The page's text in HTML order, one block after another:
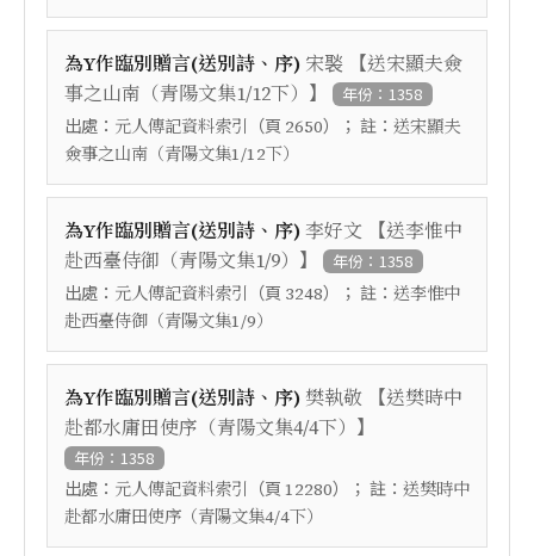
為Y作臨別贈言(送別詩、序) 宋褧 【送宋顯夫僉
事之山南（青陽文集1/12下） 】 年份：1358
出處： 元人傳記資料索引 （頁 2650）； 註： 送宋顯夫
僉事之山南（青陽文集1/12下）
為Y作臨別贈言(送別詩、序) 李好文 【送李惟中
赴西臺侍御（青陽文集1/9） 】 年份：1358
出處： 元人傳記資料索引 （頁 3248）； 註： 送李惟中
赴西臺侍御（青陽文集1/9）
為Y作臨別贈言(送別詩、序) 樊執敬 【送樊時中
赴都水庸田使序（青陽文集4/4下） 】
年份：1358
出處： 元人傳記資料索引 （頁 12280）； 註： 送樊時中
赴都水庸田使序（青陽文集4/4下）